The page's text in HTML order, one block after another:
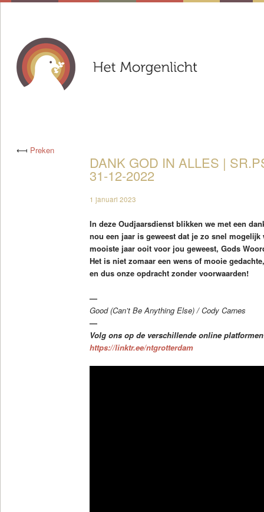
⟻ Preken
DANK GOD IN ALLES |
31-12-2022
1 januari 2023
In deze Oudjaarsdienst blikken we met een
nou een jaar is geweest dat je zo snel
mooiste jaar ooit voor jou geweest, Gods
Het is niet zomaar een wens of mooie
en dus onze opdracht zonder voorwaarden!
—
Good (Can’t Be Anything Else) / Cody Carnes
—
Volg ons op de verschillende online
https://linktr.ee/ntgrotterdam